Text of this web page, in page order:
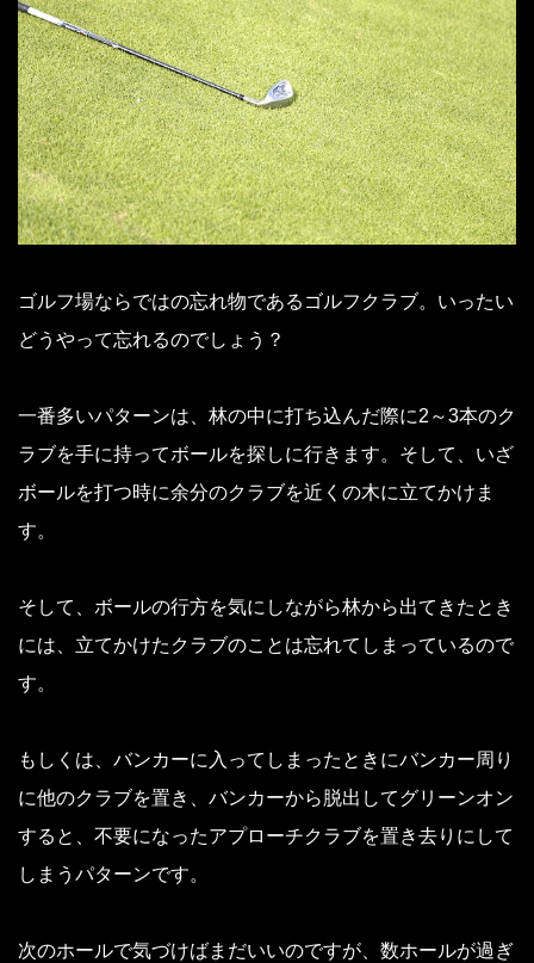
ゴルフ場ならではの忘れ物であるゴルフクラブ。いったい
どうやって忘れるのでしょう？
一番多いパターンは、林の中に打ち込んだ際に2～3本のク
ラブを手に持ってボールを探しに行きます。そして、いざ
ボールを打つ時に余分のクラブを近くの木に立てかけま
す。
そして、ボールの行方を気にしながら林から出てきたとき
には、立てかけたクラブのことは忘れてしまっているので
す。
もしくは、バンカーに入ってしまったときにバンカー周り
に他のクラブを置き、バンカーから脱出してグリーンオン
すると、不要になったアプローチクラブを置き去りにして
しまうパターンです。
次のホールで気づけばまだいいのですが、数ホールが過ぎ